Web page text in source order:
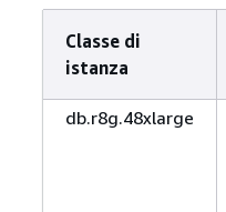
Classe di
istanza
db.r8g.48xlarge